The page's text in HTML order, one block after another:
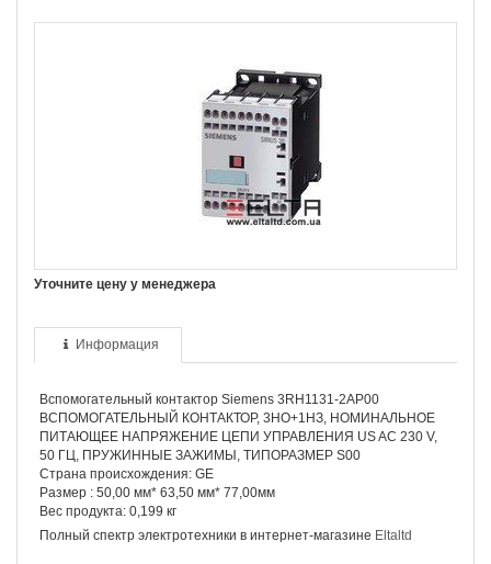
Уточните цену у менеджера
Информация
Вспомогательный контактор Siemens 3RH1131-2AP00
ВСПОМОГАТЕЛЬНЫЙ КОНТАКТОР, 3НO+1НЗ, НОМИНАЛЬНОЕ
ПИТАЮЩЕЕ НАПРЯЖЕНИЕ ЦЕПИ УПРАВЛЕНИЯ US AC 230 V,
50 ГЦ, ПРУЖИННЫЕ ЗАЖИМЫ, ТИПОРАЗМЕР S00
Страна происхождения: GE
Размер : 50,00 мм* 63,50 мм* 77,00мм
Вес продукта: 0,199 кг
Полный спектр электротехники в интернет-магазине Eltaltd